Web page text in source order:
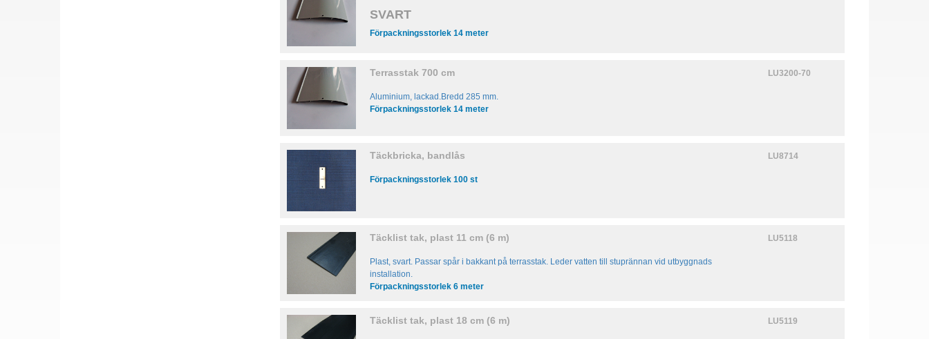
SVART
Förpackningsstorlek 14 meter
Terrasstak 700 cm
Aluminium, lackad.Bredd 285 mm.
Förpackningsstorlek 14 meter
LU3200-70
Täckbricka, bandlås
Förpackningsstorlek 100 st
LU8714
Täcklist tak, plast 11 cm (6 m)
Plast, svart. Passar spår i bakkant på terrasstak. Leder vatten till stuprännan vid utbyggnads
installation.
Förpackningsstorlek 6 meter
LU5118
Täcklist tak, plast 18 cm (6 m) LU5119